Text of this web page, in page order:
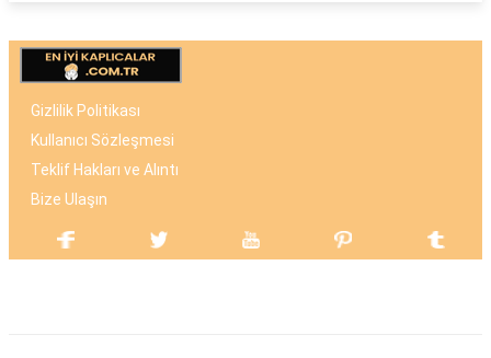
Gizlilik Politikası
Kullanıcı Sözleşmesi
Teklif Hakları ve Alıntı
Bize Ulaşın